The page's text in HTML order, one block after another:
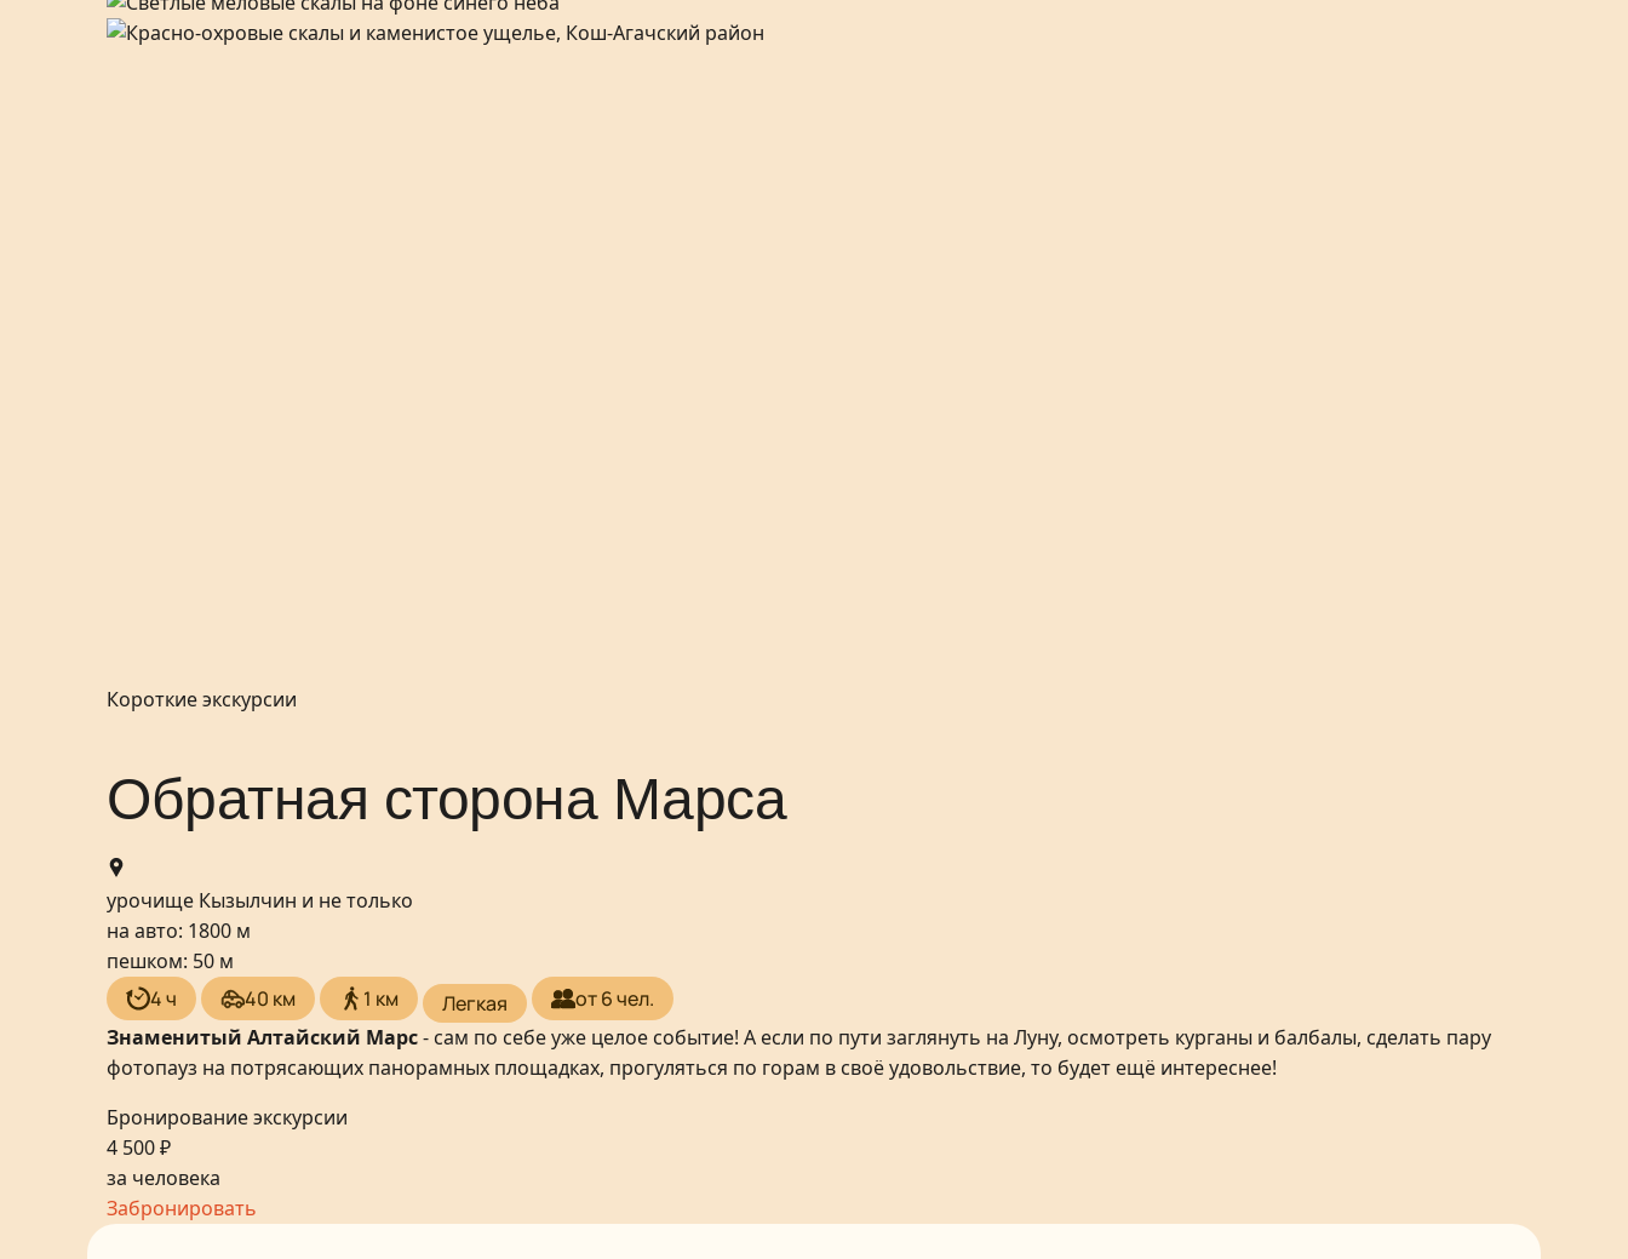
Короткие экскурсии
Обратная сторона Марса
урочище Кызылчин и не только
на авто: 1800 м
пешком: 50 м
4 ч
40 км 1 км Легкая
от 6 чел.
Знаменитый Алтайский Марс- сам по себе уже целое событие! А если по пути заглянуть на Луну, осмотреть курганы и балбалы, сделать пару
фотопауз на потрясающих панорамных площадках, прогуляться по горам в своё удовольствие, то будет ещё интереснее!
Бронирование экскурсии
4 500 ₽
за человека
Забронировать